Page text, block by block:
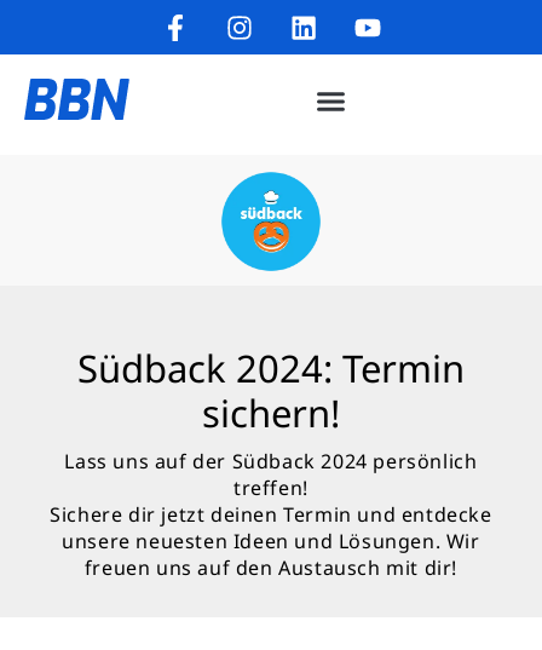
Südback 2024: Termin
sichern!
Lass uns auf der Südback 2024 persönlich
treffen!
Sichere dir jetzt deinen Termin und entdecke
unsere neuesten Ideen und Lösungen. Wir
freuen uns auf den Austausch mit dir!